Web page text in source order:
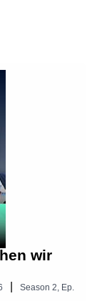
finden Sie
Debatten
Club. Infos
wir
Season 2, Ep.